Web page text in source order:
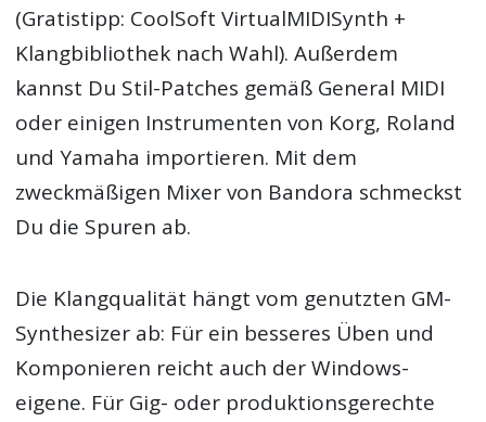
(Gratistipp: CoolSoft VirtualMIDISynth +
Klangbibliothek nach Wahl). Außerdem
kannst Du Stil-Patches gemäß General MIDI
oder einigen Instrumenten von Korg, Roland
und Yamaha importieren. Mit dem
zweckmäßigen Mixer von Bandora schmeckst
Du die Spuren ab.
Die Klangqualität hängt vom genutzten GM-
Synthesizer ab: Für ein besseres Üben und
Komponieren reicht auch der Windows-
eigene. Für Gig- oder produktionsgerechte